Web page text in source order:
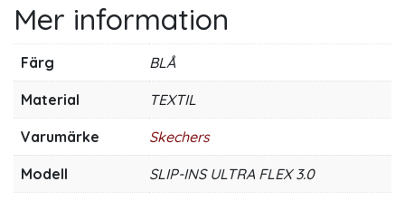
Mer information
Färg BLÅ
Material TEXTIL
Varumärke Skechers
Modell SLIP-INS ULTRA FLEX 3.0